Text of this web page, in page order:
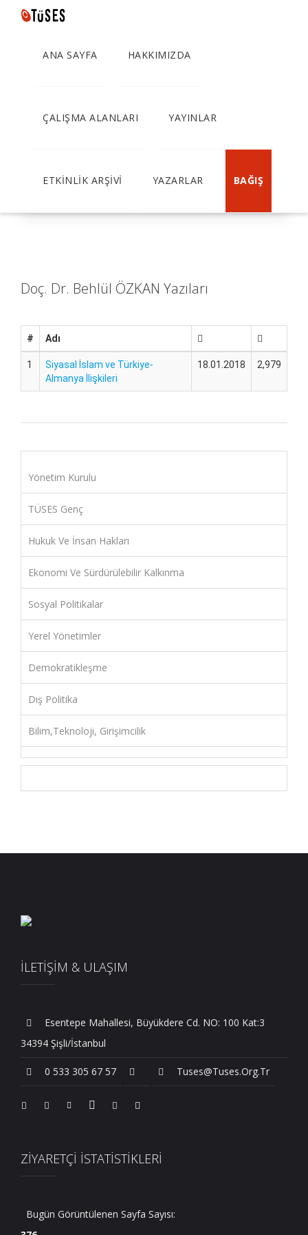
ANA SAYFA HAKKIMIZDA
ÇALIŞMA ALANLARI YAYINLAR
ETKİNLİK ARŞİVİ YAZARLAR BAĞIŞ
Doç. Dr. Behlül ÖZKAN Yazıları
# Adı
1
Siyasal İslam ve Türkiye-
Almanya İlişkileri
18.01.2018 2,979
Yönetim Kurulu
TÜSES Genç
Hukuk Ve İnsan Hakları
Ekonomi Ve Sürdürülebilir Kalkınma
Sosyal Politikalar
Yerel Yönetimler
Demokratikleşme
Dış Politika
Bilim,Teknoloji, Girişimcilik
İLETİŞİM & ULAŞIM
Esentepe Mahallesi, Büyükdere Cd. NO: 100 Kat:3
34394 Şişli/İstanbul
0 533 305 67 57 Tuses@tuses.org.tr
ZİYARETÇİ İSTATİSTİKLERİ
Bugün Görüntülenen Sayfa Sayısı: